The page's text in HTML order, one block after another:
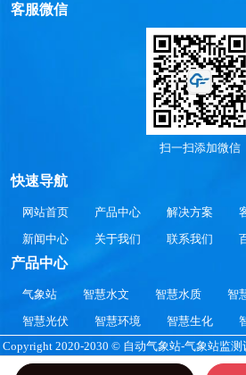
客服微信
扫一扫添加微信
快速导航
网站首页 产品中心 解决方案
新闻中心
关于我们 联系我们
产品中心
气象站 智慧水文 智慧水质 智
智慧光伏
智慧环境 智慧生化
Copyright 2020-2030 © 自动气象站-气象站监
家参数SDFTWLW.COM All Rights